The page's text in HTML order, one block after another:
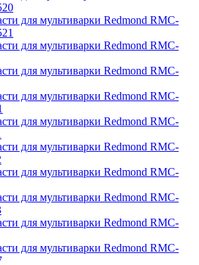
для мультиварки Redmond RMC-
для мультиварки Redmond RMC-
для мультиварки Redmond RMC-
для мультиварки Redmond RMC-
для мультиварки Redmond RMC-
для мультиварки Redmond RMC-
для мультиварки Redmond RMC-
для мультиварки Redmond RMC-
для мультиварки Redmond RMC-
для мультиварки Redmond RMC-